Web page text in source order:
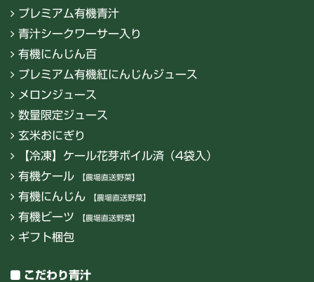
プレミアム有機青汁
青汁シークワーサー入り
有機にんじん百
プレミアム有機紅にんじんジュース
メロンジュース
数量限定ジュース
玄米おにぎり
【冷凍】ケール花芽ボイル済（4袋入）
有機ケール
【農場直送野菜】
有機にんじん 【農場直送野菜】
有機ビーツ 【農場直送野菜】
ギフト梱包
こだわり青汁